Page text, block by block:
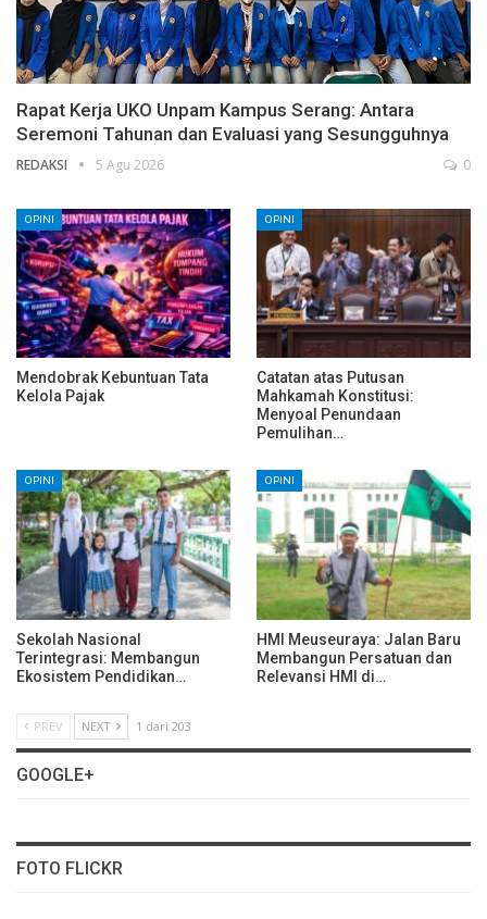
Rapat Kerja UKO Unpam Kampus Serang: Antara
Seremoni Tahunan dan Evaluasi yang Sesungguhnya
REDAKSI 5 Agu 2026 0
OPINI
Mendobrak Kebuntuan Tata
Kelola Pajak
OPINI
Catatan atas Putusan
Mahkamah Konstitusi:
Menyoal Penundaan
Pemulihan…
OPINI
Sekolah Nasional
Terintegrasi: Membangun
Ekosistem Pendidikan…
OPINI
HMI Meuseuraya: Jalan Baru
Membangun Persatuan dan
Relevansi HMI di…
PREV NEXT 1 dari 203
GOOGLE+
FOTO FLICKR